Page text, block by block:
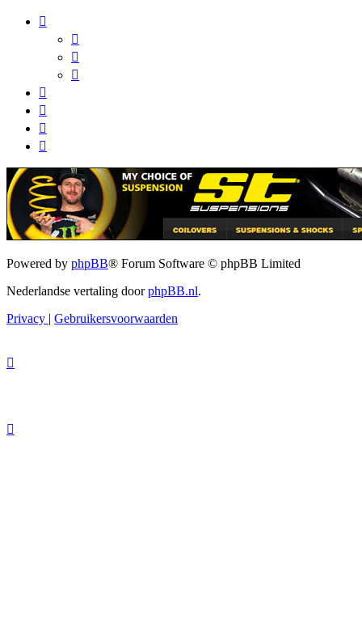
Powered by phpBB® Forum Software © phpBB Limited
Nederlandse vertaling doorphpBB.nl.
Privacy | Gebruikersvoorwaarden